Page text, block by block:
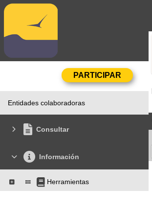
Entidades colaboradoras
Consultar
Información
Herramientas